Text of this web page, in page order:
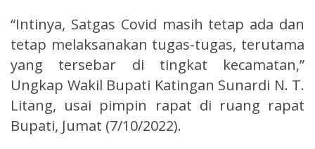
“Intinya, Satgas Covid masih tetap ada dan
tetap melaksanakan tugas-tugas, terutama
yang tersebar di tingkat kecamatan,”
Ungkap Wakil Bupati Katingan Sunardi N. T.
Litang, usai pimpin rapat di ruang rapat
Bupati, Jumat (7/10/2022).